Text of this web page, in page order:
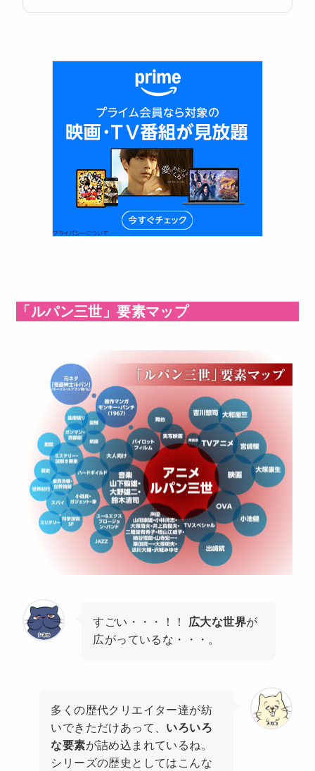
「ルパン三世」要素マップ
すごい・・・！！ 広大な世界が
広がっているな・・・。
多くの歴代クリエイター達が紡
いできただけあって、 いろいろ
な要素が詰め込まれているね。
シリーズの歴史としてはこんな